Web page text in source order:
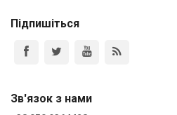
Підпишіться
Зв'язок з нами